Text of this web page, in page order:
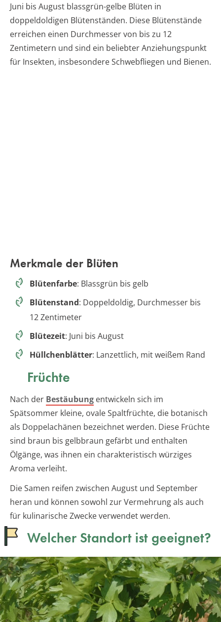
Juni bis August blassgrün-gelbe Blüten in
doppeldoldigen Blütenständen. Diese Blütenstände
erreichen einen Durchmesser von bis zu 12
Zentimetern und sind ein beliebter Anziehungspunkt
für Insekten, insbesondere Schwebfliegen und Bienen.
Merkmale der Blüten
Blütenfarbe: Blassgrün bis gelb
Blütenstand: Doppeldoldig, Durchmesser bis
12 Zentimeter
Blütezeit: Juni bis August
Hüllchenblätter: Lanzettlich, mit weißem Rand
Früchte
Nach der Bestäubung entwickeln sich im
Spätsommer kleine, ovale Spaltfrüchte, die botanisch
als Doppelachänen bezeichnet werden. Diese Früchte
sind braun bis gelbbraun gefärbt und enthalten
Ölgänge, was ihnen ein charakteristisch würziges
Aroma verleiht.
Die Samen reifen zwischen August und September
heran und können sowohl zur Vermehrung als auch
für kulinarische Zwecke verwendet werden.
Welcher Standort ist geeignet?